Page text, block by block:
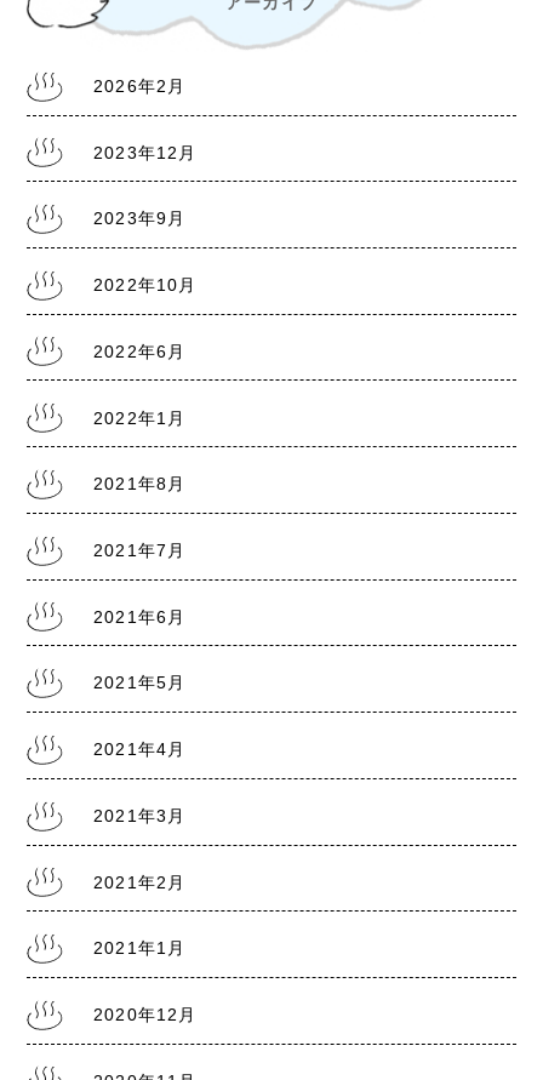
熊本銭湯『松の湯』 営業時間等変更のお知らせ
熊本銭湯『大福湯』 営業のお知らせ
2022.1.20
2021.8.5
2021.7.30
熊本銭湯の日記『熊本まん延防止宣言7/31～
2021.7.28
熊本銭湯の日記『リスクレベル5 厳戒警報』
2026年2月
2023年12月
2023年9月
2022年10月
2022年6月
2022年1月
2021年8月
2021年7月
2021年6月
2021年5月
2021年4月
2021年3月
2021年2月
2021年1月
2020年12月